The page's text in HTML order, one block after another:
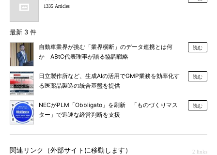
1335 Articles
最新 3 件
自動車業界が挑む「業界横断」のデータ連携とは何
か ABtC代表理事が語る協調戦略
読む
日立製作所など、生成AIの活用でGMP業務を効率化す
る医薬品製造の統合基盤を提供
読む
NECがPLM「Obbligato」を刷新 「ものづくりマス
ター」で迅速な経営判断を支援
読む
関連リンク（外部サイトに移動します） 2 links